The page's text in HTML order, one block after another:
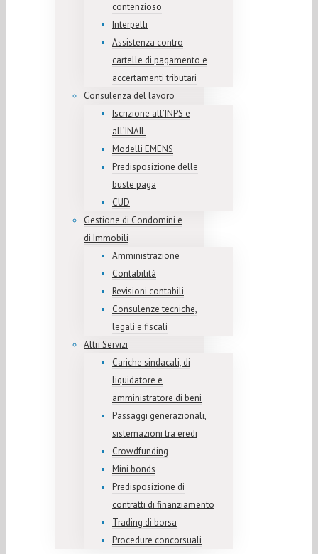
contenzioso
Interpelli
Assistenza contro
cartelle di pagamento e
accertamenti tributari
Consulenza del lavoro
Iscrizione all’INPS e
all’INAIL
Modelli EMENS
Predisposizione delle
buste paga
CUD
Gestione di Condomini e
di Immobili
Amministrazione
Contabilità
Revisioni contabili
Consulenze tecniche,
legali e fiscali
Altri Servizi
Cariche sindacali, di
liquidatore e
amministratore di beni
Passaggi generazionali,
sistemazioni tra eredi
Crowdfunding
Mini bonds
Predisposizione di
contratti di finanziamento
Trading di borsa
Procedure concorsuali